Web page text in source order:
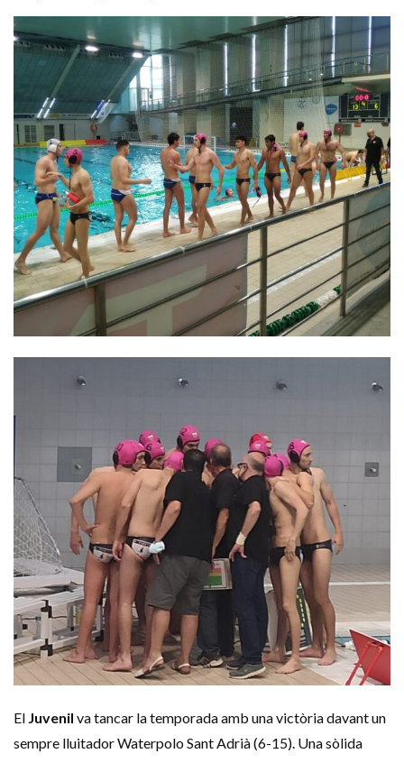
El Juvenil va tancar la temporada amb una victòria davant un
sempre lluitador Waterpolo Sant Adrià (6-15). Una sòlida